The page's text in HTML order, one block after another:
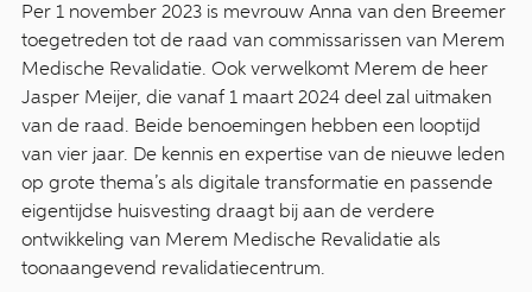
Per 1 november 2023 is mevrouw Anna van den Breemer
toegetreden tot de raad van commissarissen van Merem
Medische Revalidatie. Ook verwelkomt Merem de heer
Jasper Meijer, die vanaf 1 maart 2024 deel zal uitmaken
van de raad. Beide benoemingen hebben een looptijd
van vier jaar. De kennis en expertise van de nieuwe leden
op grote thema’s als digitale transformatie en passende
eigentijdse huisvesting draagt bij aan de verdere
ontwikkeling van Merem Medische Revalidatie als
toonaangevend revalidatiecentrum.